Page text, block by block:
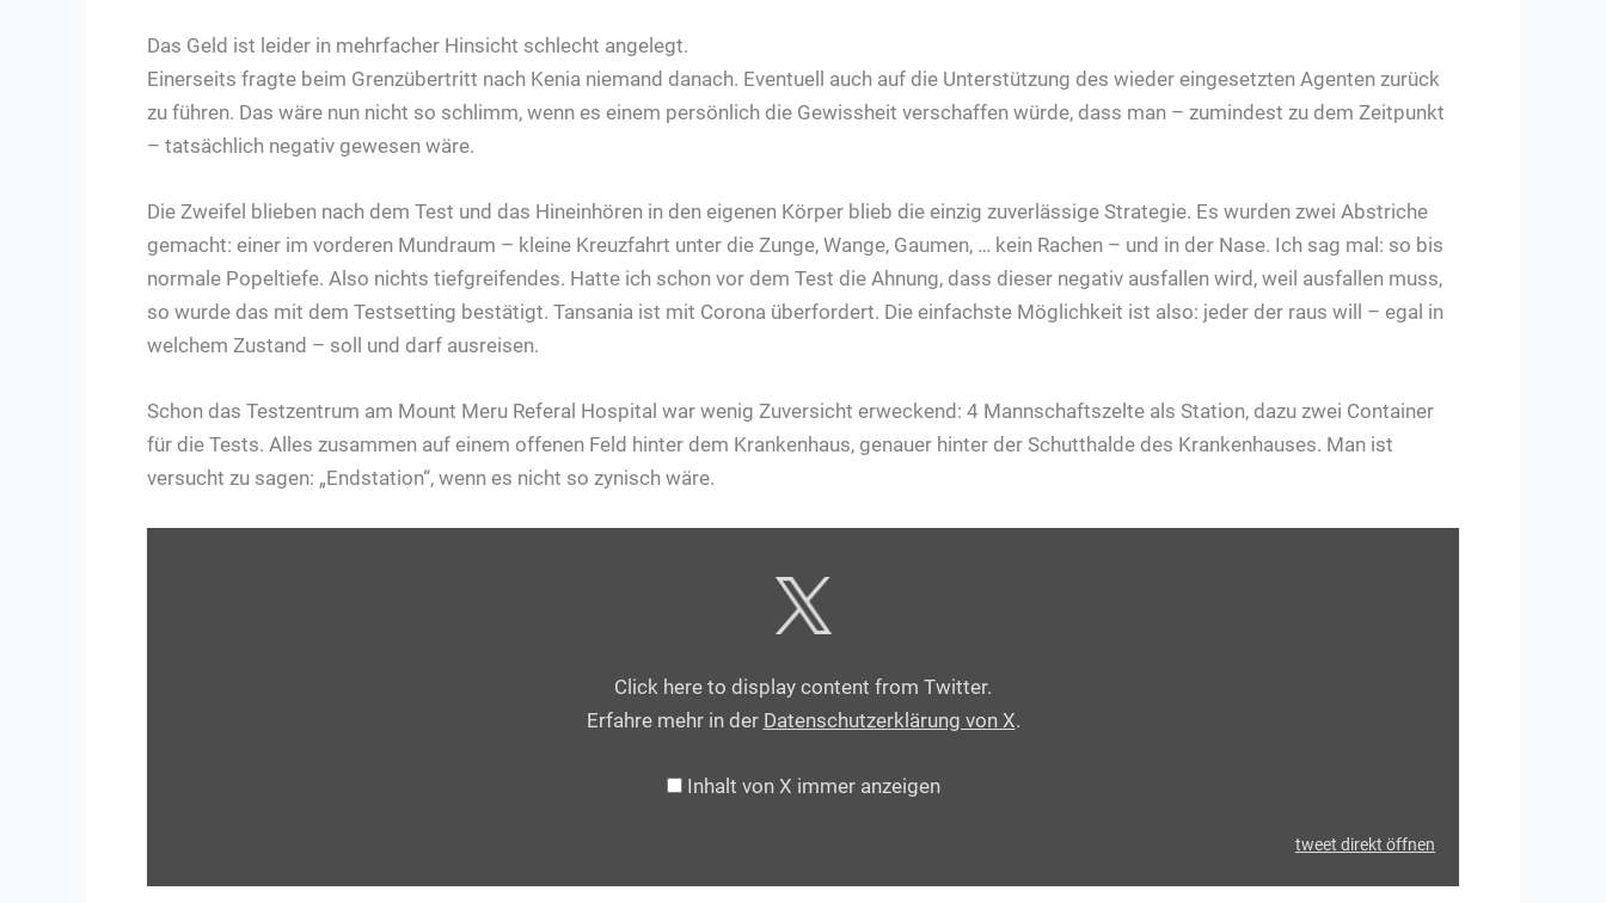
Das Geld ist leider in mehrfacher Hinsicht schlecht angelegt.
Einerseits fragte beim Grenzübertritt nach Kenia niemand danach. Eventuell auch auf die Unterstützung des wieder eingesetzten Agenten zurück
zu führen. Das wäre nun nicht so schlimm, wenn es einem persönlich die Gewissheit verschaffen würde, dass man – zumindest zu dem Zeitpunkt
– tatsächlich negativ gewesen wäre.
Die Zweifel blieben nach dem Test und das Hineinhören in den eigenen Körper blieb die einzig zuverlässige Strategie. Es wurden zwei Abstriche
gemacht: einer im vorderen Mundraum – kleine Kreuzfahrt unter die Zunge, Wange, Gaumen, … kein Rachen – und in der Nase. Ich sag mal: so bis
normale Popeltiefe. Also nichts tiefgreifendes. Hatte ich schon vor dem Test die Ahnung, dass dieser negativ ausfallen wird, weil ausfallen muss,
so wurde das mit dem Testsetting bestätigt. Tansania ist mit Corona überfordert. Die einfachste Möglichkeit ist also: jeder der raus will – egal in
welchem Zustand – soll und darf ausreisen.
Schon das Testzentrum am Mount Meru Referal Hospital war wenig Zuversicht erweckend: 4 Mannschaftszelte als Station, dazu zwei Container
für die Tests. Alles zusammen auf einem offenen Feld hinter dem Krankenhaus, genauer hinter der Schutthalde des Krankenhauses. Man ist
versucht zu sagen: „Endstation“, wenn es nicht so zynisch wäre.
Inhalt
anzeigen
Click here to display content from Twitter.
Erfahre mehr in der Datenschutzerklärung von X.
Inhalt von X immer anzeigen
tweet direkt öffnen